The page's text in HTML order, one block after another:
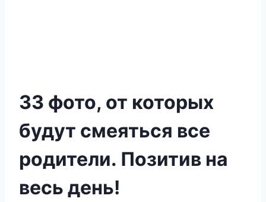
33 фото, от которых
будут смеяться все
родители. Позитив на
весь день!